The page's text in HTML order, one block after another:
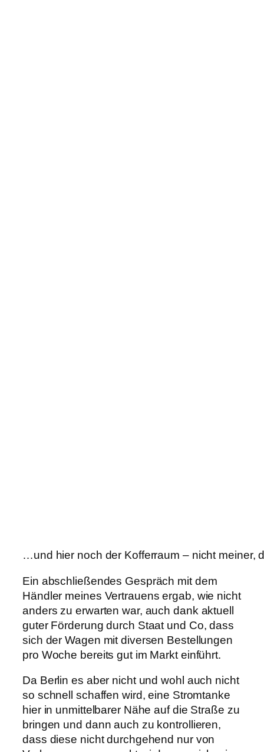
…und hier noch der Kofferraum – nicht meiner,
Ein abschließendes Gespräch mit dem
Händler meines Vertrauens ergab, wie nicht
anders zu erwarten war, auch dank aktuell
guter Förderung durch Staat und Co, dass
sich der Wagen mit diversen Bestellungen
pro Woche bereits gut im Markt einführt.
Da Berlin es aber nicht und wohl auch nicht
so schnell schaffen wird, eine Stromtanke
hier in unmittelbarer Nähe auf die Straße zu
bringen und dann auch zu kontrollieren,
dass diese nicht durchgehend nur von